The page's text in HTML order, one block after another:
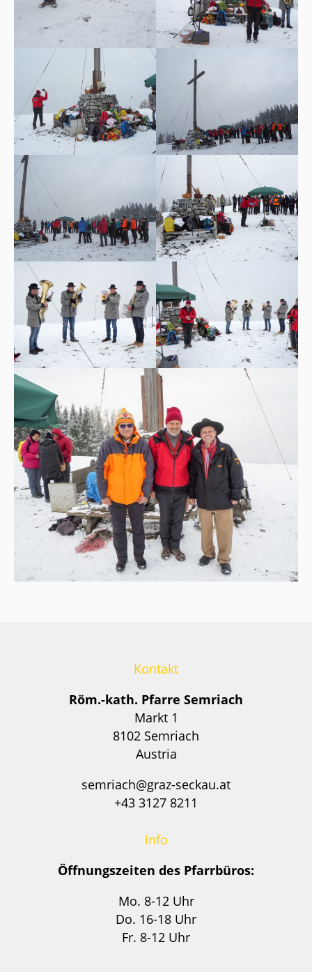
Kontakt
Röm.-kath. Pfarre Semriach
Markt 1
8102 Semriach
Austria
semriach@graz-seckau.at
+43 3127 8211
Info
Öffnungszeiten des Pfarrbüros:
Mo. 8-12 Uhr
Do. 16-18 Uhr
Fr. 8-12 Uhr